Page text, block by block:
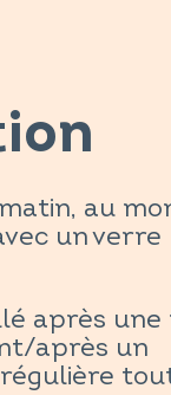
au
un verre
après une
après un